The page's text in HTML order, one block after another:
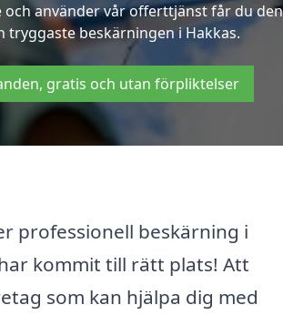
använder vår offerttjänst får du den
tryggaste beskärningen i Hakkas.
gratis och utan förpliktelser
professionell beskärning i
kommit till rätt plats! Att
som kan hjälpa dig med